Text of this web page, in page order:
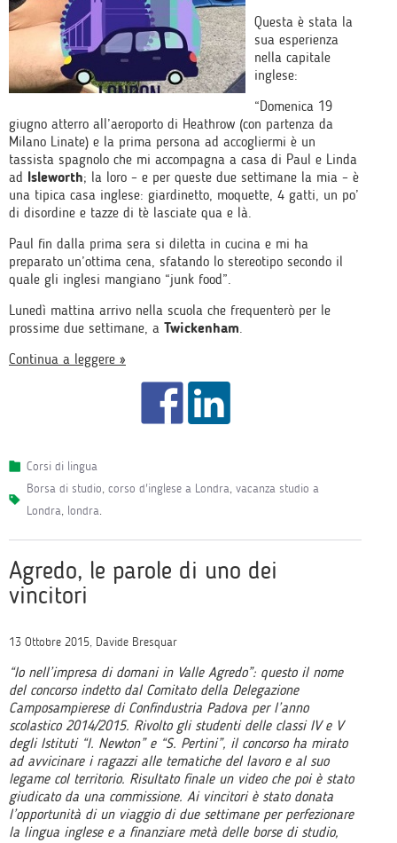
Questa è stata la
sua esperienza
nella capitale
inglese:
“Domenica 19
giugno atterro all’aeroporto di Heathrow (con partenza da
Milano Linate) e la prima persona ad accogliermi è un
tassista spagnolo che mi accompagna a casa di Paul e Linda
ad Isleworth; la loro – e per queste due settimane la mia – è
una tipica casa inglese: giardinetto, moquette, 4 gatti, un po’
di disordine e tazze di tè lasciate qua e là.
Paul fin dalla prima sera si diletta in cucina e mi ha
preparato un’ottima cena, sfatando lo stereotipo secondo il
quale gli inglesi mangiano “junk food”.
Lunedì mattina arrivo nella scuola che frequenterò per le
prossime due settimane, a Twickenham.
Continua a leggere »
Corsi di lingua
borsa di studio, corso d'inglese a Londra, vacanza studio a
Londra, londra.
Agredo, le parole di uno dei
vincitori
13 Ottobre 2015, Davide Bresquar
“Io nell’impresa di domani in Valle Agredo”: questo il nome
del concorso indetto dal Comitato della Delegazione
Camposampierese di Confindustria Padova per l’anno
scolastico 2014/2015. Rivolto gli studenti delle classi IV e V
degli Istituti “I. Newton” e “S. Pertini”, il concorso ha mirato
ad avvicinare i ragazzi alle tematiche del lavoro e al suo
legame col territorio. Risultato finale un video che poi è stato
giudicato da una commissione. Ai vincitori è stato donata
l’opportunità di un viaggio di due settimane per perfezionare
la lingua inglese e a finanziare metà delle borse di studio,